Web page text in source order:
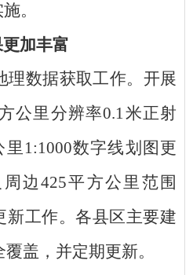
施。
加丰富
理数据获取工作。开展
公里分辨率0.1米正射
1:1000数字线划图更
边425平方公里范围
新工作。各县区主要建
盖，并定期更新。